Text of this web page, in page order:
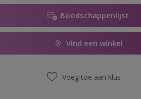
Boodschappenlijst
Vind een winkel
Voeg toe aan klus